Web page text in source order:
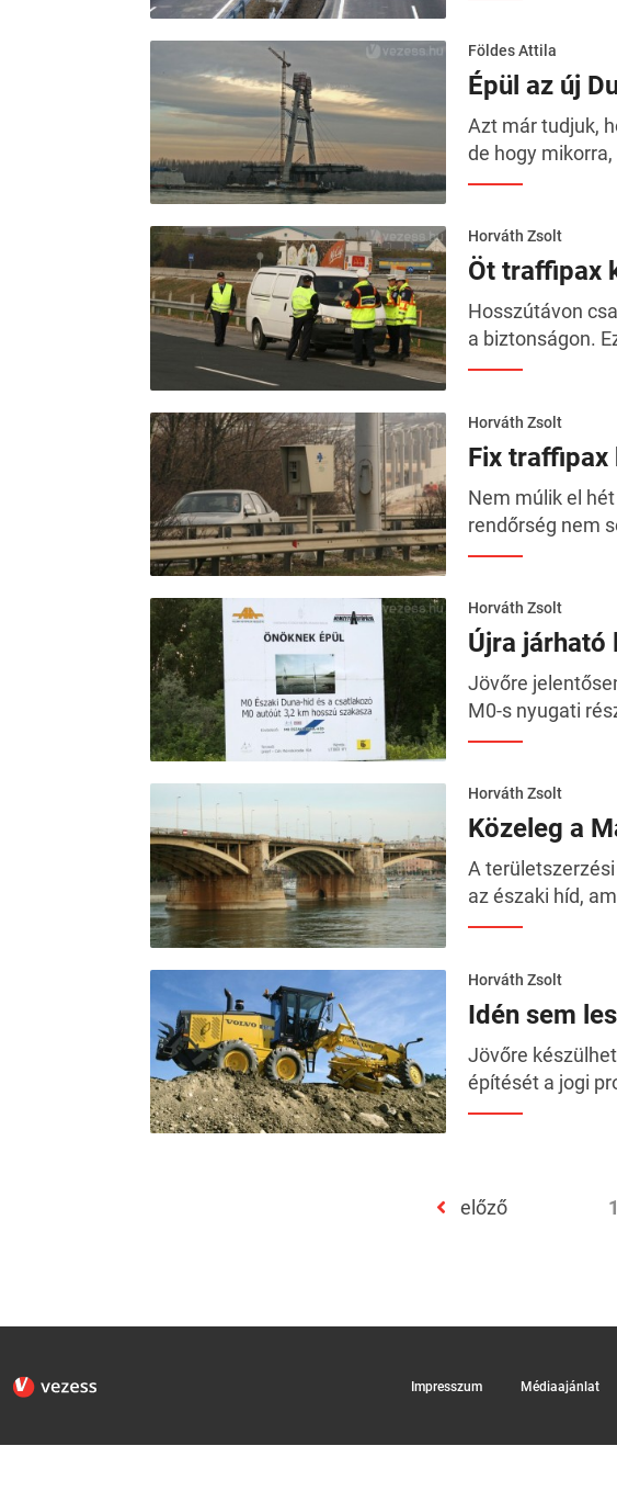
Földes Attila
Épül az új
Azt már tudjuk,
de hogy
Horváth Zsolt
Öt traffipax
Hosszútávon
a biztonságon.
Horváth Zsolt
Fix traffipax
Nem múlik el
rendőrség nem
Horváth Zsolt
Újra járható
Jövőre
M0-s nyugati
Horváth Zsolt
Közeleg a
A
az északi híd,
Horváth Zsolt
Idén sem
Jövőre
építését a jogi
előző 1
Impresszum Médiaajánlat